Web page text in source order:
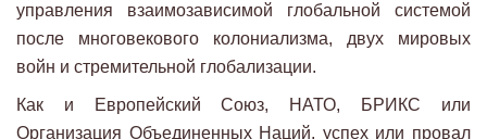
управления взаимозависимой глобальной системой
после многовекового колониализма, двух мировых
войн и стремительной глобализации.
Как и Европейский Союз, НАТО, БРИКС или
Организация Объединенных Наций, успех или провал